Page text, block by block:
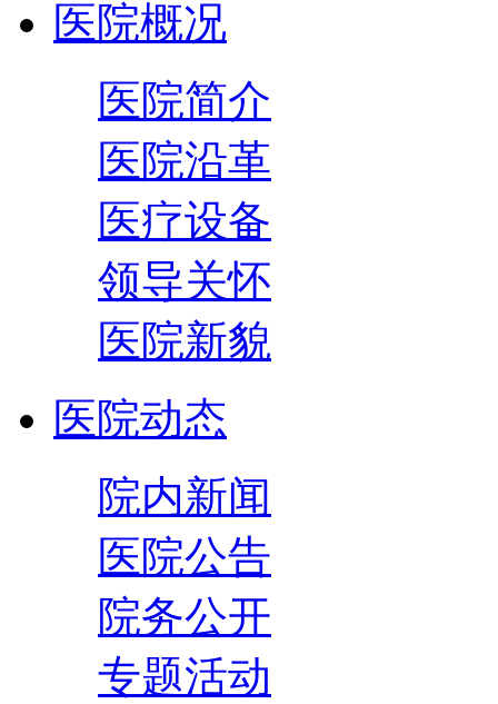
医院概况
医院简介
医院沿革
医疗设备
领导关怀
医院新貌
医院动态
院内新闻
医院公告
院务公开
专题活动